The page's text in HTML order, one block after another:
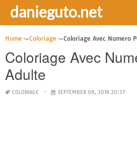
danieguto.net
Home Coloriage Coloriage Avec Numero
Coloriage Avec
Adulte
COLORIAGE SEPTEMBER 08, 2018 20:37